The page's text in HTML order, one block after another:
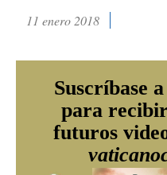
11 enero 2018
Suscríbase
para
futuros